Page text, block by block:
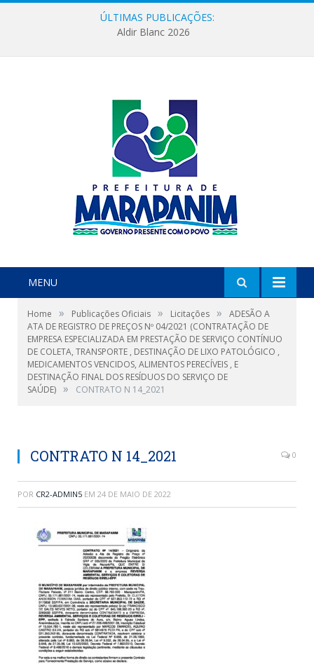
ÚLTIMAS PUBLICAÇÕES:
Aldir Blanc 2026
MENU
Home » Publicações Oficiais » Licitações »
ADESÃO A
ATA DE REGISTRO DE PREÇOS Nº 04/2021 (CONTRATAÇÃO DE
EMPRESA ESPECIALIZADA EM PRESTAÇÃO DE SERVIÇO CONTÍNUO
DE COLETA, TRANSPORTE , DESTINAÇÃO DE LIXO PATOLÓGICO ,
MEDICAMENTOS VENCIDOS, ALIMENTOS PERECÍVEIS , E
DESTINAÇÃO FINAL DOS RESÍDUOS DO SERVIÇO DE
SAÚDE) » CONTRATO N 14_2021
CONTRATO N 14_2021 0
POR CR2-ADMIN5 EM 24 DE MAIO DE 2022